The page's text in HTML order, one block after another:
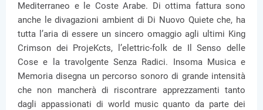
Mediterraneo e le Coste Arabe. Di ottima fattura sono
anche le divagazioni ambient di Di Nuovo Quiete che, ha
tutta l’aria di essere un sincero omaggio agli ultimi King
Crimson dei ProjeKcts, l’elettric-folk de Il Senso delle
Cose e la travolgente Senza Radici. Insoma Musica e
Memoria disegna un percorso sonoro di grande intensità
che non mancherà di riscontrare apprezzamenti tanto
dagli appassionati di world music quanto da parte dei